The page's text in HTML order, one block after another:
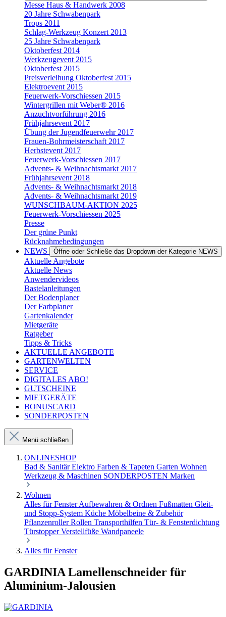
Messe Haus & Handwerk 2008
20 Jahre Schwabenpark
Trops 2011
Schlag-Werkzeug Konzert 2013
25 Jahre Schwabenpark
Oktoberfest 2014
Werkzeugevent 2015
Oktoberfest 2015
Preisverleihung Oktoberfest 2015
Elektroevent 2015
Feuerwerk-Vorschiessen 2015
Wintergrillen mit Weber® 2016
Anzuchtvorführung 2016
Frühjahrsevent 2017
Übung der Jugendfeuerwehr 2017
Frauen-Bohrmeisterschaft 2017
Herbstevent 2017
Feuerwerk-Vorschiessen 2017
Advents- & Weihnachtsmarkt 2017
Frühjahrsevent 2018
Advents- & Weihnachtsmarkt 2018
Advents- & Weihnachtsmarkt 2019
WUNSCHBAUM-AKTION 2025
Feuerwerk-Vorschiessen 2025
Presse
Der grüne Punkt
Rücknahmebedingungen
NEWS
Öffne oder Schließe das Dropdown der Kategorie NEWS
Aktuelle Angebote
Aktuelle News
Anwendervideos
Bastelanleitungen
Der Bodenplaner
Der Farbplaner
Gartenkalender
Mietgeräte
Ratgeber
Tipps & Tricks
AKTUELLE ANGEBOTE
GARTENWELTEN
SERVICE
DIGITALES ABO!
GUTSCHEINE
MIETGERÄTE
BONUSCARD
SONDERPOSTEN
Menü schließen
ONLINESHOP
Bad & SanitärElektro Farben & Tapeten Garten Wohnen
Werkzeug & Maschinen SONDERPOSTEN Marken
Wohnen
Alles für FensterAufbewahren & Ordnen Fußmatten Gleit-
und Stopp-System Küche Möbelbeine & Zubehör
PflanzenrollerRollen Transporthilfen Tür- & Fensterdichtung
TürstopperVerstellfüße Wandpaneele
Alles für Fenster
GARDINIA Lamellenschneider für
Aluminium-Jalousien